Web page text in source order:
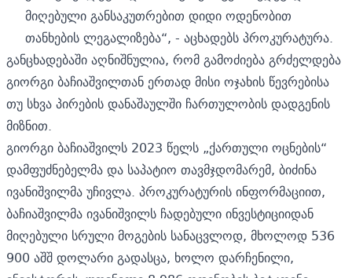
მიღებული განსაკუთრებით დიდი ოდენობით
თანხების ლეგალიზება“, - აცხადებს პროკურატურა.
განცხადებაში აღნიშნულია, რომ გამოძიება გრძელდება
გიორგი ბაჩიაშვილთან ერთად მისი ოჯახის წევრებისა
თუ სხვა პირების დანაშაულში ჩართულობის დადგენის
მიზნით.
გიორგი ბაჩიაშვილს 2023 წელს „ქართული ოცნების“
დამფუძნებელმა და საპატიო თავმჯდომარემ, ბიძინა
ივანიშვილმა უჩივლა. პროკურატურის ინფორმაციით,
ბაჩიაშვილმა ივანიშვილს ჩადებული ინვესტიციიდან
მიღებული სრული მოგების სანაცვლოდ, მხოლოდ 536
900 აშშ დოლარი გადასცა, ხოლო დარჩენილი,